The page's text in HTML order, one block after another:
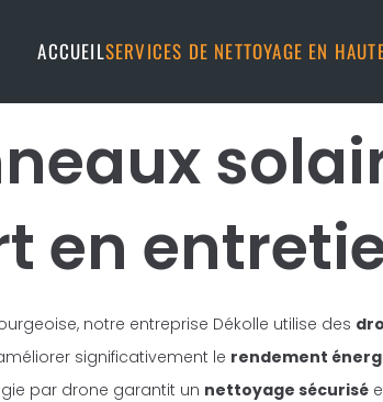
ACCUEILSERVICES DE NETTOYAGE EN
en
notre entreprise Dékolle utilise des
significativement le rendement
par drone garantit un nettoyage sécurisé